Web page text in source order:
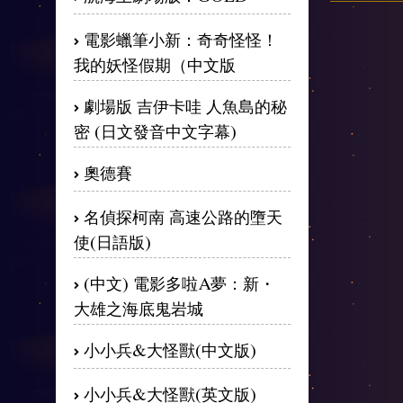
電影蠟筆小新：奇奇怪怪！
我的妖怪假期（中文版
劇場版 吉伊卡哇 人魚島的秘
密 (日文發音中文字幕)
奧德賽
名偵探柯南 高速公路的墮天
使(日語版)
(中文) 電影多啦A夢：新・
大雄之海底鬼岩城
小小兵&大怪獸(中文版)
小小兵&大怪獸(英文版)